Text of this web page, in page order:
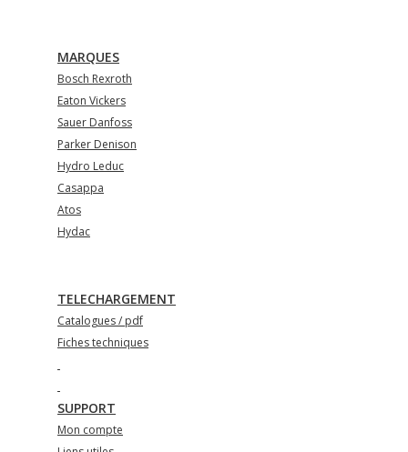
MARQUES
Bosch Rexroth
Eaton Vickers
Sauer Danfoss
Parker Denison
Hydro Leduc
Casappa
Atos
Hydac
TELECHARGEMENT
Catalogues / pdf
Fiches techniques
SUPPORT
Mon compte